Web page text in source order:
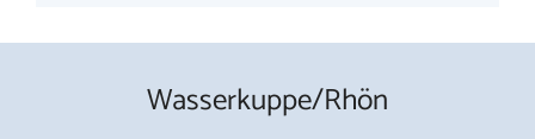
Wasserkuppe/Rhön